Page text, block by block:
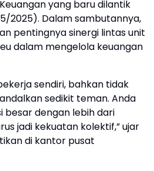
yang baru dilantik
2025). Dalam sambutannya,
pentingnya sinergi lintas unit
dalam mengelola keuangan
sendiri, bahkan tidak
sedikit teman. Anda
besar dengan lebih dari
jadi kekuatan kolektif,” ujar
di kantor pusat